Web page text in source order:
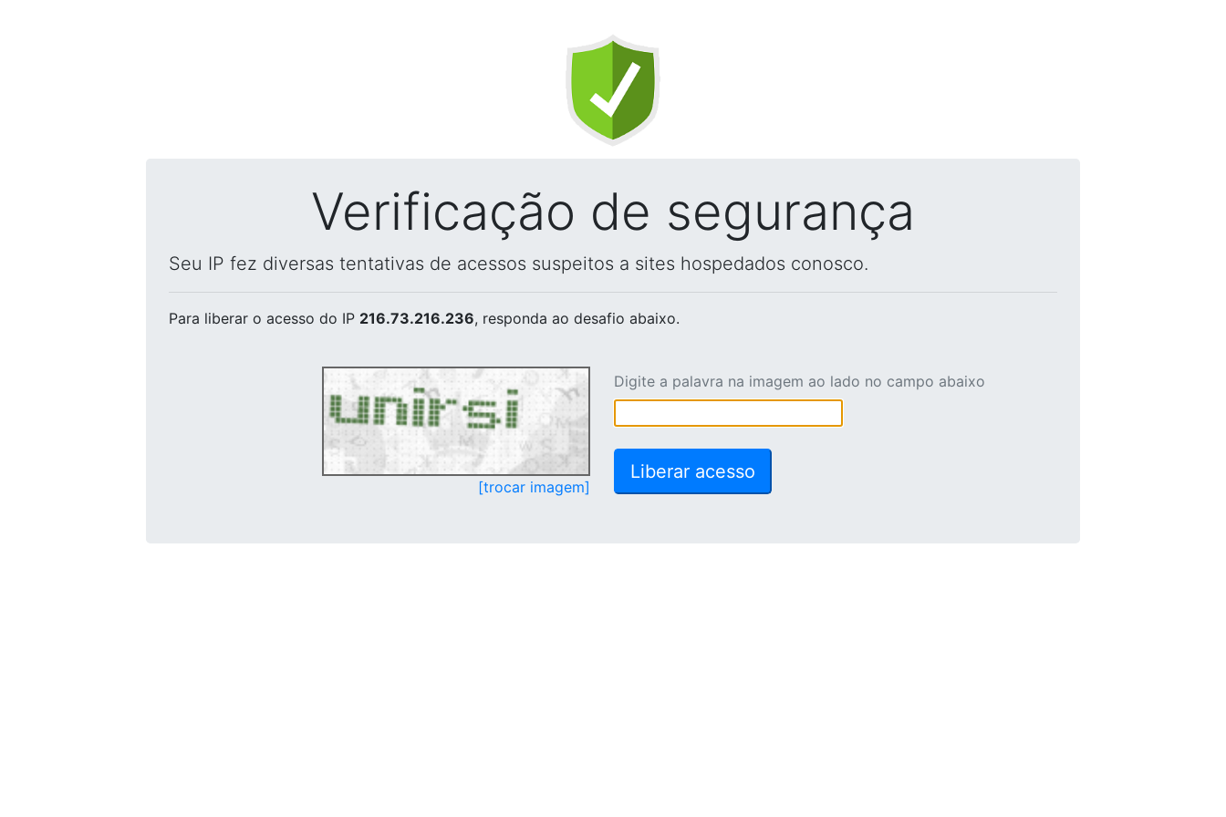
Verificação de segurança
Seu IP fez diversas tentativas de acessos suspeitos a sites hospedados conosco.
Para liberar o acesso do IP 216.73.216.236, responda ao desafio abaixo.
[trocar imagem]
Digite a palavra na imagem ao lado no campo abaixo